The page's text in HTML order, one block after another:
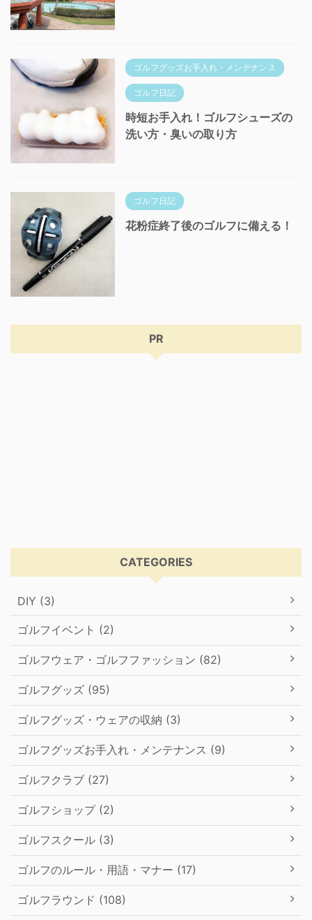
ゴルフグッズお手入れ・メンテナンス
ゴルフ日記
時短お手入れ！ゴルフシューズの
洗い方・臭いの取り方
ゴルフ日記
花粉症終了後のゴルフに備える！
PR
CATEGORIES
DIY (3)
ゴルフイベント (2)
ゴルフウェア・ゴルフファッション (82)
ゴルフグッズ (95)
ゴルフグッズ・ウェアの収納 (3)
ゴルフグッズお手入れ・メンテナンス (9)
ゴルフクラブ (27)
ゴルフショップ (2)
ゴルフスクール (3)
ゴルフのルール・用語・マナー (17)
ゴルフラウンド (108)